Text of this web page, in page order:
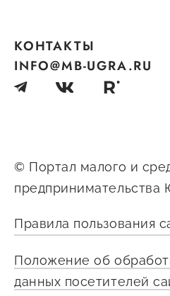
© Портал малого и
предпринимательства
Правила пользования
Положение об
данных посетителей
КОНТАКТЫ
INFO@MB-UGRA.RU